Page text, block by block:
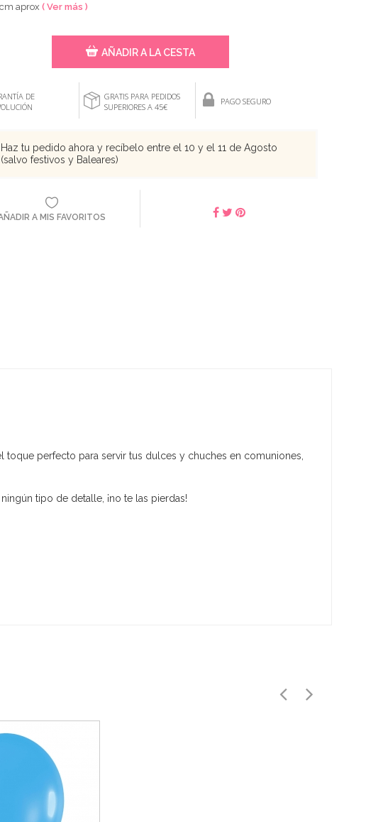
aprox ( Ver más )
AÑADIR A LA CESTA
DE
GRATIS PARA PEDIDOS
SUPERIORES A 45€
PAGO SEGURO
Haz tu pedido ahora y recíbelo entre el 10 y el 11 de Agosto
(salvo festivos y Baleares)
A MIS FAVORITOS
perfecto para servir tus dulces y chuches en comuniones,
tipo de detalle, ¡no te las pierdas!